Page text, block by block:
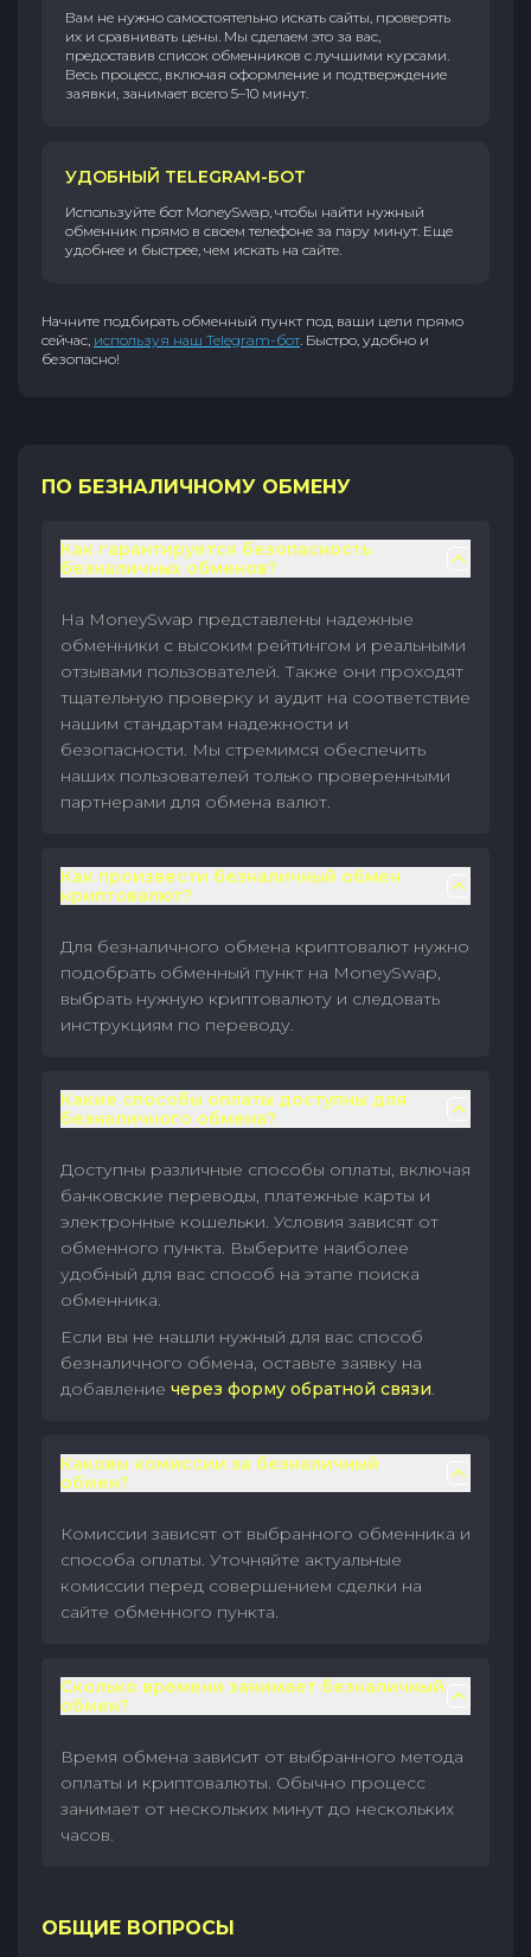
Вам не нужно самостоятельно искать сайты, проверять
их и сравнивать цены. Мы сделаем это за вас,
предоставив список обменников с лучшими курсами.
Весь процесс, включая оформление и подтверждение
заявки, занимает всего 5–10 минут.
УДОБНЫЙ TELEGRAM-БОТ
Используйте бот MoneySwap, чтобы найти нужный
обменник прямо в своем телефоне за пару минут. Еще
удобнее и быстрее, чем искать на сайте.
Начните подбирать обменный пункт под ваши цели прямо
сейчас, используя наш Telegram-бот. Быстро, удобно и
безопасно!
ПО БЕЗНАЛИЧНОМУ ОБМЕНУ
Как гарантируется безопасность
безналичных обменов?
На MoneySwap представлены надежные
обменники с высоким рейтингом и реальными
отзывами пользователей. Также они проходят
тщательную проверку и аудит на соответствие
нашим стандартам надежности и
безопасности. Мы стремимся обеспечить
наших пользователей только проверенными
партнерами для обмена валют.
Как произвести безналичный обмен
криптовалют?
Для безналичного обмена криптовалют нужно
подобрать обменный пункт на MoneySwap,
выбрать нужную криптовалюту и следовать
инструкциям по переводу.
Какие способы оплаты доступны для
безналичного обмена?
Доступны различные способы оплаты, включая
банковские переводы, платежные карты и
электронные кошельки. Условия зависят от
обменного пункта. Выберите наиболее
удобный для вас способ на этапе поиска
обменника.
Если вы не нашли нужный для вас способ
безналичного обмена, оставьте заявку на
добавление через форму обратной связи.
Каковы комиссии за безналичный
обмен?
Комиссии зависят от выбранного обменника и
способа оплаты. Уточняйте актуальные
комиссии перед совершением сделки на
сайте обменного пункта.
Сколько времени занимает безналичный
обмен?
Время обмена зависит от выбранного метода
оплаты и криптовалюты. Обычно процесс
занимает от нескольких минут до нескольких
часов.
ОБЩИЕ ВОПРОСЫ